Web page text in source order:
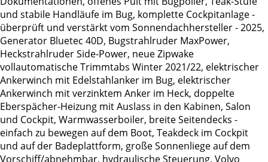
und stabile Handläufe im Bug, komplette Cockpitanlage -
überprüft und verstärkt vom Sonnendachhersteller - 2025,
Generator Bluetec 40D, Bugstrahlruder MaxPower,
Heckstrahlruder Side-Power, neue Zipwake
vollautomatische Trimmtabs Winter 2021/22, elektrischer
Ankerwinch mit Edelstahlanker im Bug, elektrischer
Ankerwinch mit verzinktem Anker im Heck, doppelte
Eberspächer-Heizung mit Auslass in den Kabinen, Salon
und Cockpit, Warmwasserboiler, breite Seitendecks -
einfach zu bewegen auf dem Boot, Teakdeck im Cockpit
und auf der Badeplattform, große Sonnenliege auf dem
Vorschiff/abnehmbar, hydraulische Steuerung, Volvo